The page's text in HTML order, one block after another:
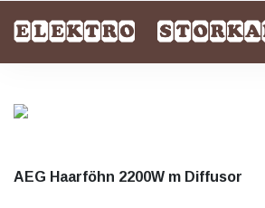
AEG Haarföhn 2200W m Diffusor